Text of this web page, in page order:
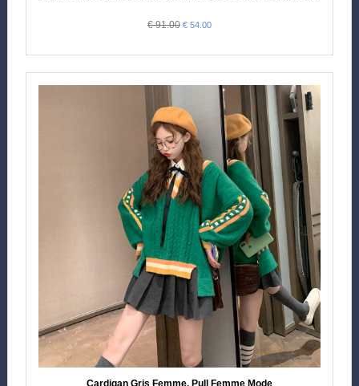
€ 91.00 € 54.00
Cardigan Gris Femme, Pull Femme Mode